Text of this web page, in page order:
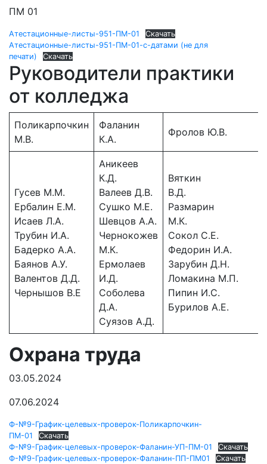
ПМ 01
Атестационные-листы-951-ПМ-01
Скачать
Атестационные-листы-951-ПМ-01-с-датами (не для
печати)
Скачать
Руководители практики
от колледжа
Поликарпочкин
М.В.
Фаланин
К.А.
Фролов Ю.В.
Гусев М.М.
Ербалин Е.М.
Исаев Л.А.
Трубин И.А.
Бадерко А.А.
Баянов А.У.
Валентов Д.Д.
Чернышов В.Е
Аникеев
К.Д.
Валеев Д.В.
Сушко М.Е.
Шевцов А.А.
Чернокожев
М.К.
Ермолаев
И.Д.
Соболева
Д.А.
Суязов А.Д.
Вяткин
В.Д.
Размарин
М.К.
Сокол С.Е.
Федорин И.А.
Зарубин Д.Н.
Ломакина М.П.
Пипин И.С.
Бурилов А.Е.
Охрана труда
03.05.2024
07.06.2024
Ф-№9-График-целевых-проверок-Поликарпочкин-
ПМ-01
Скачать
Ф-№9-График-целевых-проверок-Фаланин-УП-ПМ-01
Скачать
Ф-№9-График-целевых-проверок-Фаланин-ПП-ПМ01
Скачать